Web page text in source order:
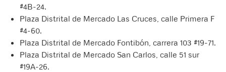
#4B-24.
Plaza Distrital de Mercado Las Cruces, calle Primera F
#4-60.
Plaza Distrital de Mercado Fontibón, carrera 103 #19-71.
Plaza Distrital de Mercado San Carlos, calle 51 sur
#19A-26.